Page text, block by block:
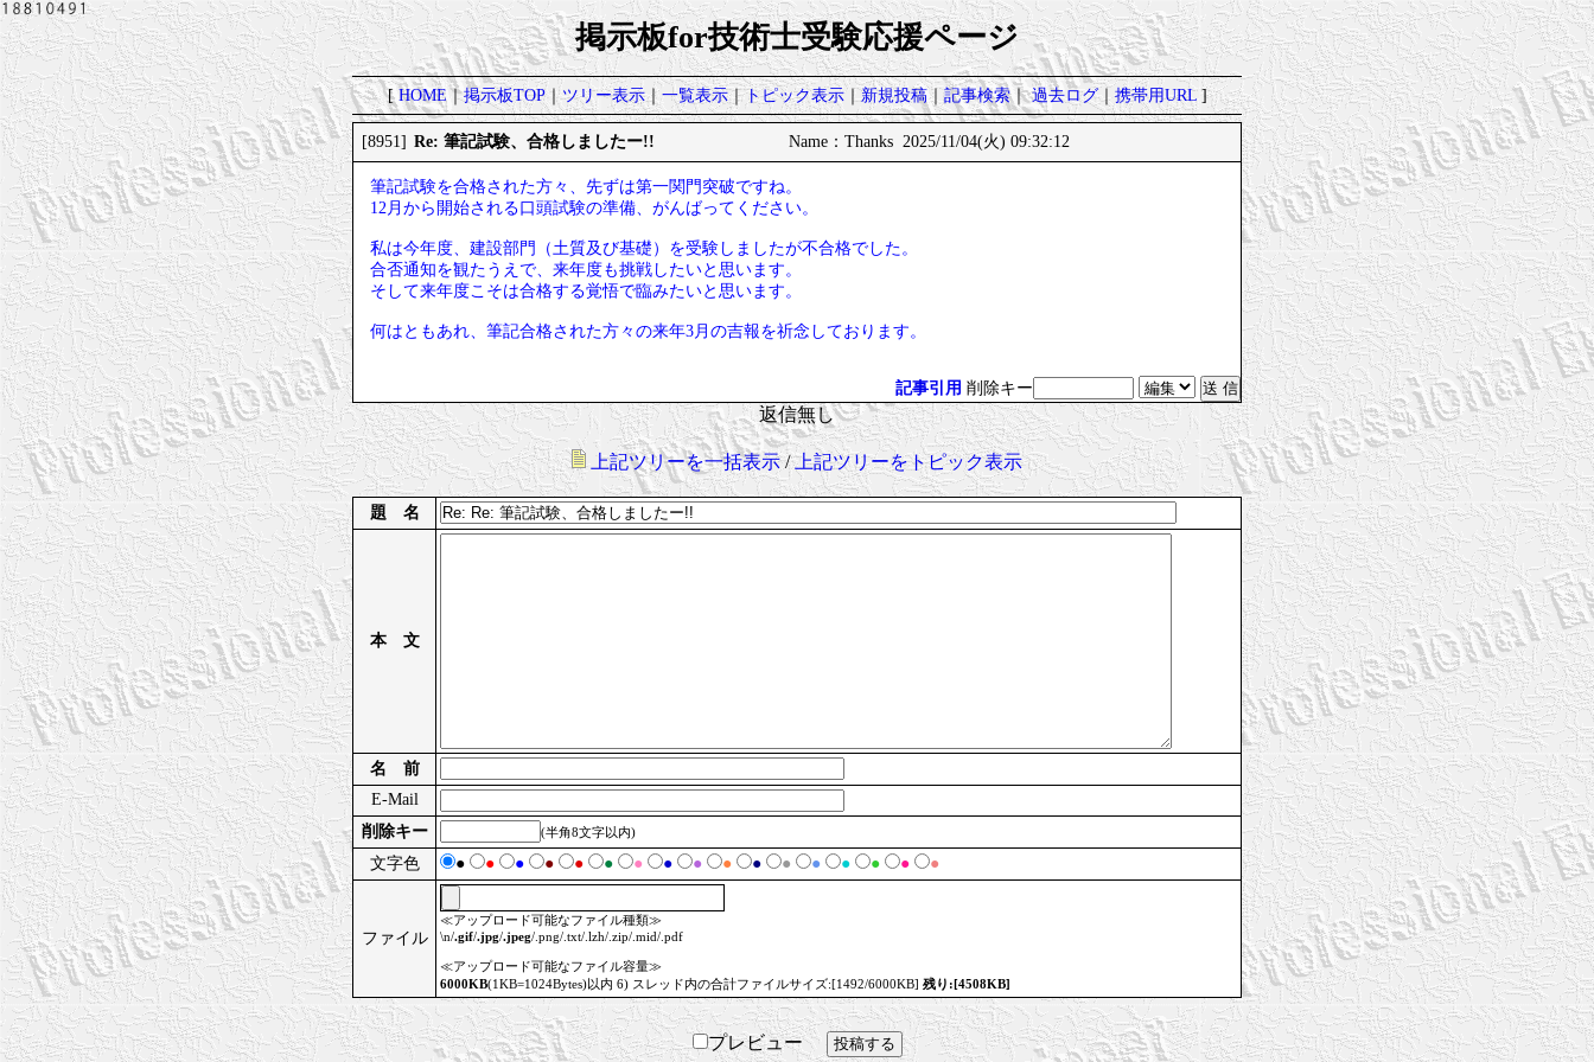
掲示板for技術士受験応援ページ
[HOME｜掲示板TOP｜ツリー表示｜一覧表示｜トピック表示｜新規投稿｜記事検索｜過去ログ｜携帯用URL]
[8951] Re: 筆記試験、合格しましたー!! Name：Thanks 2025/11/04(火) 09:32:12
筆記試験を合格された方々、先ずは第一関門突破ですね。
12月から開始される口頭試験の準備、がんばってください。
私は今年度、建設部門（土質及び基礎）を受験しましたが不合格でした。
合否通知を観たうえで、来年度も挑戦したいと思います。
そして来年度こそは合格する覚悟で臨みたいと思います。
何はともあれ、筆記合格された方々の来年3月の吉報を祈念しております。
記事引用 削除キー
返信無し
上記ツリーを一括表示/上記ツリーをトピック表示
題 名
本 文
名 前
E-Mail
削除キー
(半角8文字以内)
文字色 ● ● ● ● ● ● ● ● ● ● ● ● ● ● ● ● ●
ファイル
≪アップロード可能なファイル種類≫
\n/.gif/.jpg/.jpeg/.png/.txt/.lzh/.zip/.mid/.pdf
≪アップロード可能なファイル容量≫
6000KB(1KB=1024Bytes)以内 6) スレッド内の合計ファイルサイズ:[1492/6000KB] 残り:[4508KB]
プレビュー